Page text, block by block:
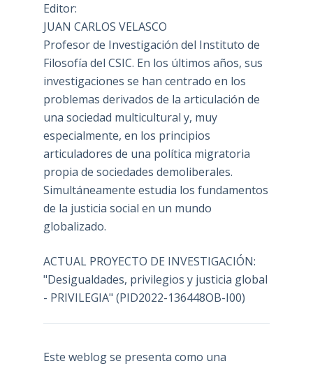
Editor:
JUAN CARLOS VELASCO
Profesor de Investigación del Instituto de
Filosofía del CSIC. En los últimos años, sus
investigaciones se han centrado en los
problemas derivados de la articulación de
una sociedad multicultural y, muy
especialmente, en los principios
articuladores de una política migratoria
propia de sociedades demoliberales.
Simultáneamente estudia los fundamentos
de la justicia social en un mundo
globalizado.
ACTUAL PROYECTO DE INVESTIGACIÓN:
"Desigualdades, privilegios y justicia global
- PRIVILEGIA" (PID2022-136448OB-I00)
Este weblog se presenta como una